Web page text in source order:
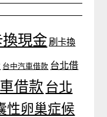
現金 刷卡換
台中汽車借款 台北借
借款 台北
性卵巢症候